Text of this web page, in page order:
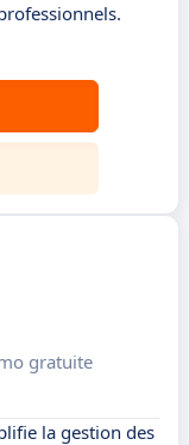
gratuite
la gestion des